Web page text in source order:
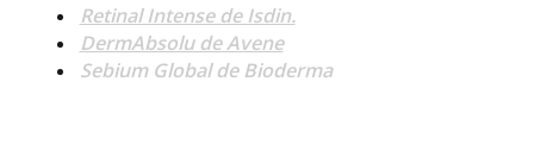
Retinal Intense de Isdin.
DermAbsolu de Avene
Sebium Global de Bioderma